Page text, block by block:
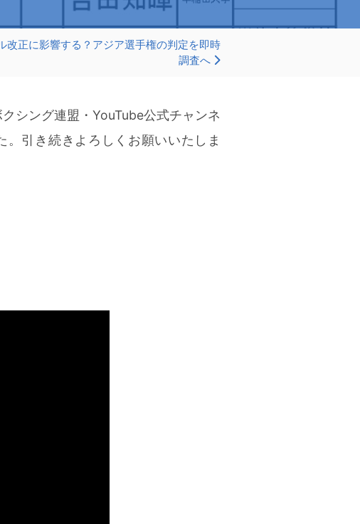
改正に影響する？アジア選手権の判定を即時
調査へ
シング連盟・YouTube公式チャンネ
引き続きよろしくお願いいたしま